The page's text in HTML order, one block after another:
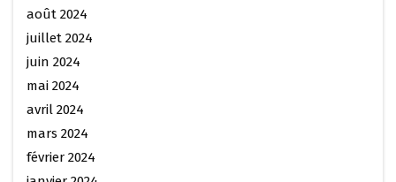
août 2024
juillet 2024
juin 2024
mai 2024
avril 2024
mars 2024
février 2024